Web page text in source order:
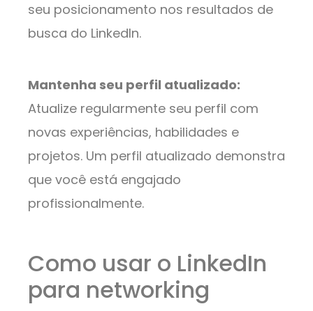
seu posicionamento nos resultados de
busca do LinkedIn.
Mantenha seu perfil atualizado:
Atualize regularmente seu perfil com
novas experiências, habilidades e
projetos. Um perfil atualizado demonstra
que você está engajado
profissionalmente.
Como usar o LinkedIn
para networking